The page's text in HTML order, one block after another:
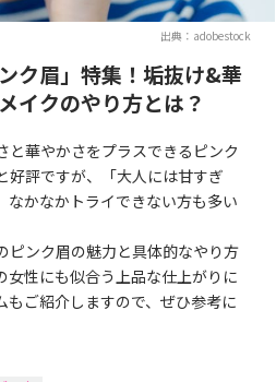
出典：adobestock
ク眉」特集！垢抜け&華
イクのやり方とは？
と華やかさをプラスできるピンク
好評ですが、「大人には甘すぎ
なかなかトライできない方も多い
ピンク眉の魅力と具体的なやり方
女性にも似合う上品な仕上がりに
もご紹介しますので、ぜひ参考に